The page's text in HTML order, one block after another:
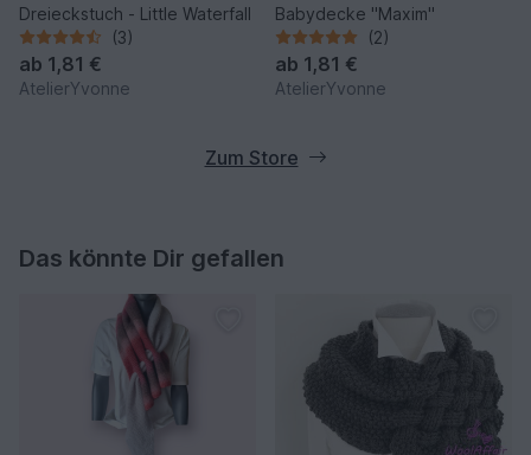
Dreieckstuch - Little Waterfall
(3)
ab 1,81 €
AtelierYvonne
Babydecke "Maxim"
(2)
ab 1,81 €
AtelierYvonne
Zum Store
Das könnte Dir gefallen